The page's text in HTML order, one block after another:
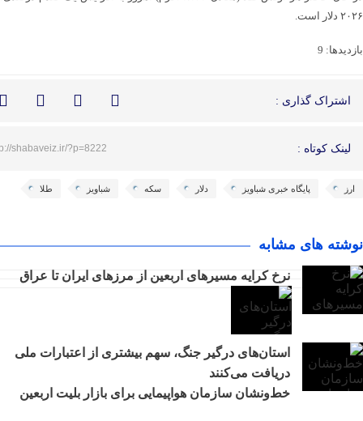
۲۰۲۶ دلار است.
بازدیدها: 9
اشتراک گذاری :
لینک کوتاه : shabaveiz.ir/?p=8222
ارز پایگاه خبری شباویز دلار سکه شباویز طلا
نوشته های مشابه
نرخ کرایه مسیرهای اربعین از مرزهای ایران تا عراق
استان‌های درگیر جنگ، سهم بیشتری از اعتبارات ملی
دریافت می‌کنند
خط‌ونشان سازمان هواپیمایی برای بازار بلیت اربعین